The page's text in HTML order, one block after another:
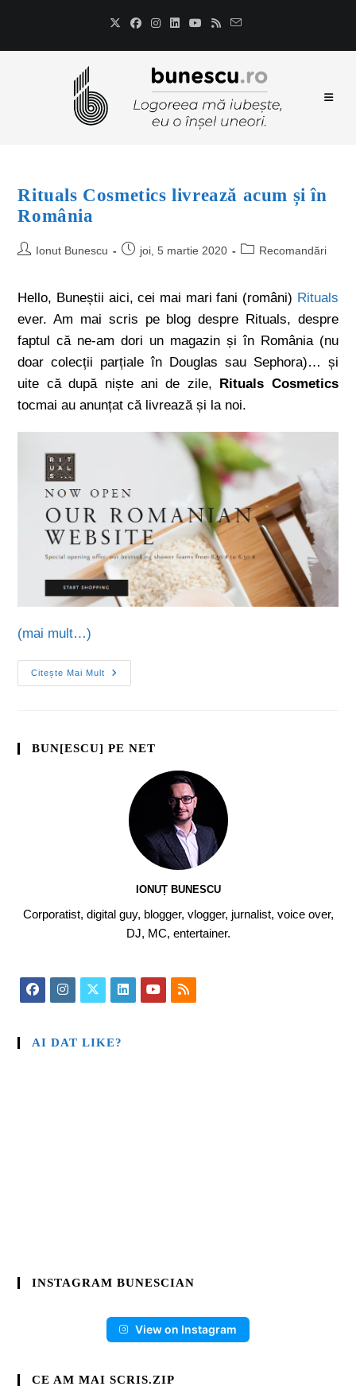
Rituals Cosmetics livrează acum și în
România
Ionut Bunescu joi, 5 martie 2020 Recomandări
Hello, Buneștii aici, cei mai mari fani (români) Rituals
ever. Am mai scris pe blog despre Rituals, despre
faptul că ne-am dori un magazin și în România (nu
doar colecții parțiale în Douglas sau Sephora)… și
uite că după niște ani de zile, Rituals Cosmetics
tocmai au anunțat că livrează și la noi.
(mai mult…)
Citește Mai Mult
BUN[ESCU] PE NET
IONUȚ BUNESCU
Corporatist, digital guy, blogger, vlogger, jurnalist, voice over,
DJ, MC, entertainer.
AI DAT LIKE?
INSTAGRAM BUNESCIAN
View on Instagram
CE AM MAI SCRIS.ZIP